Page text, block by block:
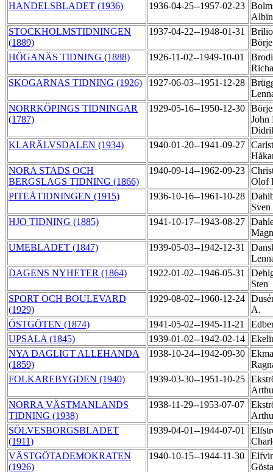
HANDELSBLADET (1936)
1936-04-25--1957-02-23
STOCKHOLMSTIDNINGEN
(1889)
1937-04-22--1948-01-31
HÖGANÄS TIDNING (1888)
1926-11-02--1949-10-01
SKOGARNAS TIDNING (1926)
1927-06-03--1951-12-28
NORRKÖPINGS TIDNINGAR
(1787)
1929-05-16--1950-12-30
John
KLARÄLVSDALEN (1934)
1940-01-20--1941-09-27
NORA STADS OCH
BERGSLAGS TIDNING (1866)
1940-09-14--1962-09-23
Olof
PITEÅTIDNINGEN (1915)
1936-10-16--1961-10-28
Sven
HJO TIDNING (1885)
1941-10-17--1943-08-27
UMEBLADET (1847)
1939-05-03--1942-12-31
DAGENS NYHETER (1864)
1922-01-02--1946-05-31
Sten
SPORT OCH BOULEVARD
(1929)
1929-08-02--1960-12-24
A.
ÖSTGÖTEN (1874)
1941-05-02--1945-11-21
UPSALA (1845)
1939-01-02--1942-02-14
NYA DAGLIGT ALLEHANDA
(1859)
1938-10-24--1942-09-30
FOLKAREBYGDEN (1940)
1939-03-30--1951-10-25
NORRA VÄSTMANLANDS
TIDNING (1938)
1938-11-29--1953-07-07
SÖLVESBORGSBLADET
(1911)
1939-04-01--1944-07-01
VÄSTGÖTADEMOKRATEN
(1926)
1940-10-15--1944-11-30